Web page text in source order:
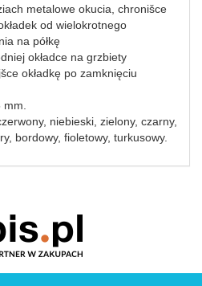
metalowe okucia, chronišce
od wielokrotnego
na półkę
okładce na grzbiety
okładkę po zamknięciu
niebieski, zielony, czarny,
bordowy, fioletowy, turkusowy.